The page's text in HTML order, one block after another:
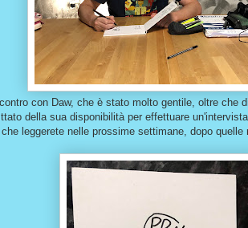
con Daw, che è stato molto gentile, oltre che
della sua disponibilità per effettuare
leggerete nelle prossime settimane, dopo